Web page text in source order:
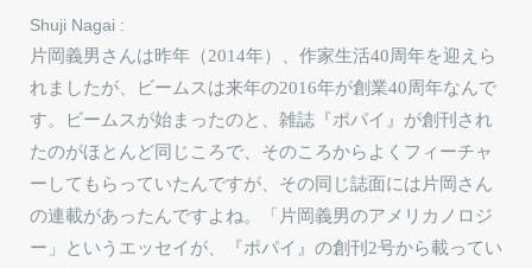
Shuji Nagai :
片岡義男さんは昨年（2014年）、作家生活40周年を迎えら
れましたが、ビームスは来年の2016年が創業40周年なんで
す。ビームスが始まったのと、雑誌『ポパイ』が創刊され
たのがほとんど同じころで、そのころからよくフィーチャ
ーしてもらっていたんですが、その同じ誌面には片岡さん
の連載があったんですよね。「片岡義男のアメリカノロジ
ー」というエッセイが、『ポパイ』の創刊2号から載ってい